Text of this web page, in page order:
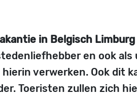
in Belgisch
en ook
verwerken. Ook dit
Toeristen zullen zich